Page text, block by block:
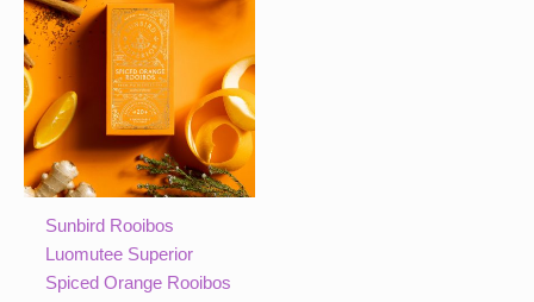
Sunbird Rooibos
Luomutee Superior
Spiced Orange Rooibos